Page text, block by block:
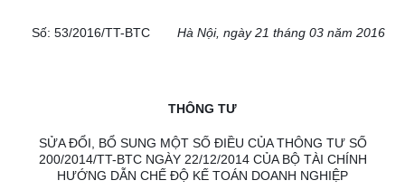
Số: 53/2016/TT-BTC Hà Nội, ngày 21 tháng 03 năm 2016
THÔNG TƯ
SỬA ĐỔI, BỔ SUNG MỘT SỐ ĐIỀU CỦA THÔNG TƯ SỐ
200/2014/TT-BTC NGÀY 22/12/2014 CỦA BỘ TÀI CHÍNH
HƯỚNG DẪN CHẾ ĐỘ KẾ TOÁN DOANH NGHIỆP